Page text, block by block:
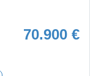
70.900 €